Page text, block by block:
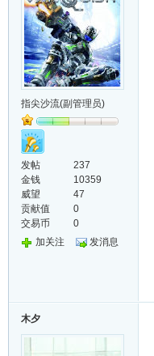
指尖沙流(副管理员)
发帖
237
金钱
10359
威望
47
贡献值
0
交易币
0
加关注
发消息
木夕